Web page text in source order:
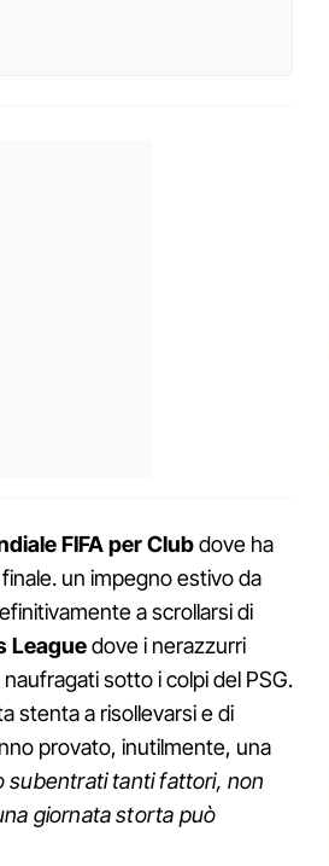
FIFA per Clubdove ha
un impegno estivo da
a scrollarsi di
Leaguedove i nerazzurri
sotto i colpi del PSG.
stenta a risollevarsi e di
provato, inutilmente, una
subentrati tanti fattori, non
giornata storta può